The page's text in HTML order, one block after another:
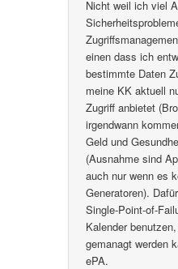
Nicht weil ich viel
einen dass ich
bestimmte Daten
meine KK aktuell
Zugriff anbietet
irgendwann
Geld und
(Ausnahme sind
auch nur wenn es
Generatoren).
Single-Point-of-
Kalender
gemanagt werden
ePA.